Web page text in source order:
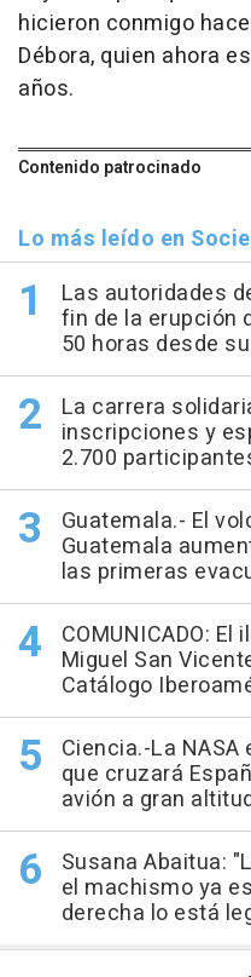
hicieron conmigo
Débora, quien ahora
años.
Contenido patrocinado
Lo más leído en
Las autoridades
fin de la erupción
50 horas desde
La carrera
inscripciones y
2.700
Guatemala.- El
Guatemala
las primeras
COMUNICADO:
Miguel San
Catálogo
Ciencia.-La
que cruzará
avión a gran
Susana Abaitua:
el machismo ya
derecha lo está